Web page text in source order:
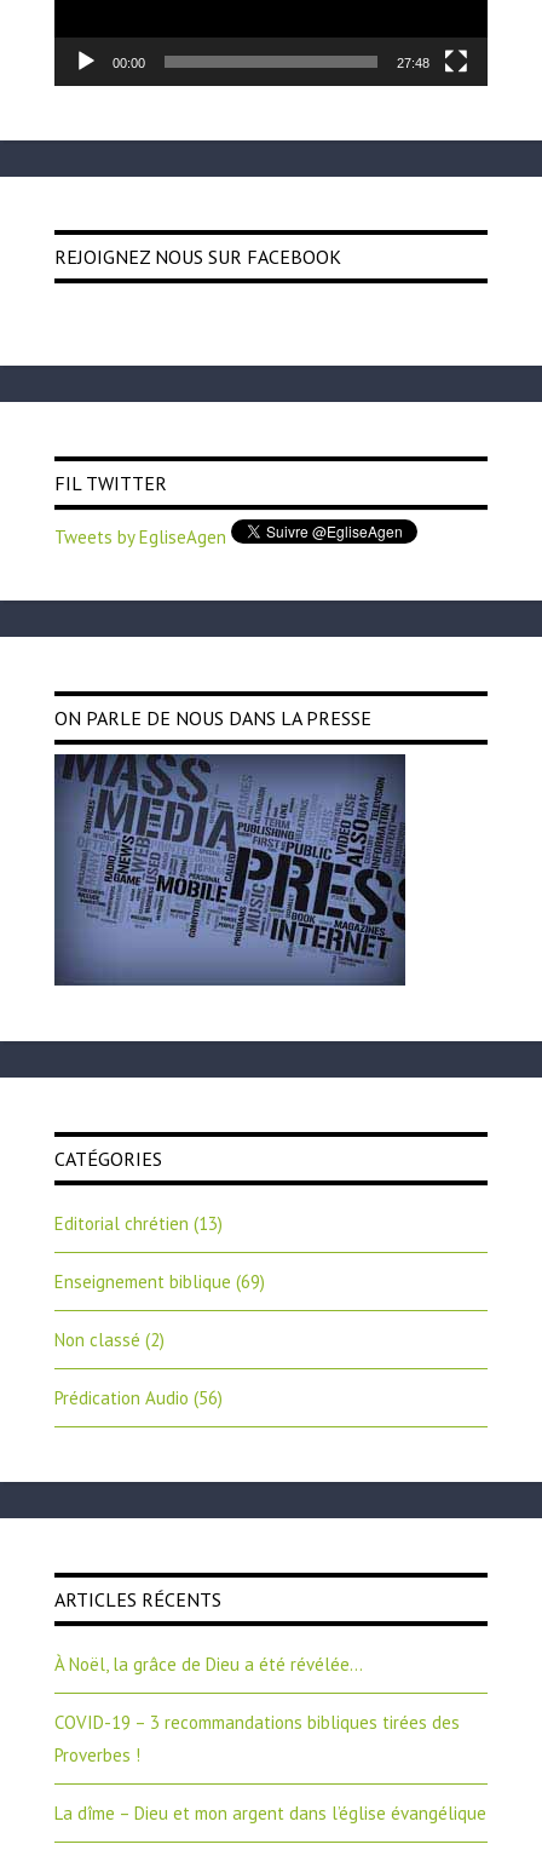
00:00 27:48
REJOIGNEZ NOUS SUR FACEBOOK
FIL TWITTER
Tweets by EgliseAgen
ON PARLE DE NOUS DANS LA PRESSE
CATÉGORIES
Editorial chrétien (13)
Enseignement biblique (69)
Non classé (2)
Prédication Audio (56)
ARTICLES RÉCENTS
À Noël, la grâce de Dieu a été révélée…
COVID-19 – 3 recommandations bibliques tirées des
Proverbes !
La dîme – Dieu et mon argent dans l’église évangélique